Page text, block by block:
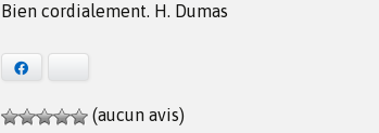
Bien cordialement. H. Dumas
(aucun avis)